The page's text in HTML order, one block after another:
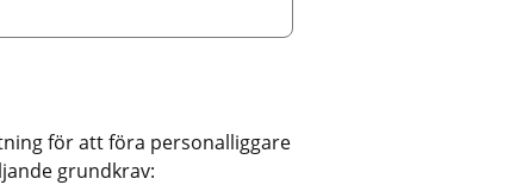
för att föra personalliggare
grundkrav: